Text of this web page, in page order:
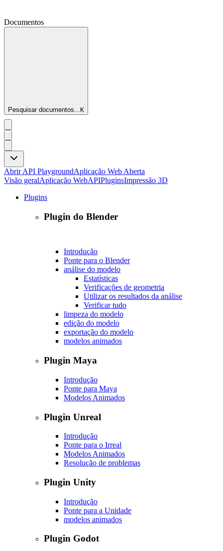
Documentos
Pesquisar documentos...K
Abrir API PlaygroundAplicação Web Aberta
Visão geralAplicação WebAPIPluginsImpressão 3D
Plugins
Plugin do Blender
Introdução
Ponte para o Blender
análise do modelo
Estatísticas
Verificações de geometria
Utilizar os resultados da análise
Verificar tudo
limpeza do modelo
edição do modelo
exportação do modelo
modelos animados
Plugin Maya
Introdução
Ponte para Maya
Modelos Animados
Plugin Unreal
Introdução
Ponte para o Irreal
Modelos Animados
Resolução de problemas
Plugin Unity
Introdução
Ponte para a Unidade
modelos animados
Plugin Godot